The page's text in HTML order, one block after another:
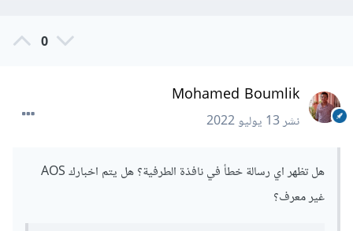
0
Mohamed Boumlik
نشر13 يوليو 2022
هل تظهر اي رسالة خطأ في نافذة الطرفية؟ هل يتم اخبارك AOS
غير معرف؟